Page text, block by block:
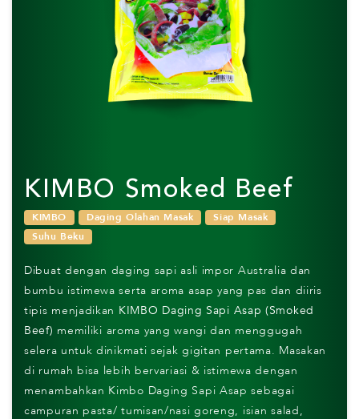
KIMBO Smoked Beef
KIMBO Daging Olahan Masak
Siap Masak
Suhu Beku
Dibuat dengan daging sapi asli impor Australia dan
bumbu istimewa serta aroma asap yang pas dan diiris
tipis menjadikan KIMBO Daging Sapi Asap (Smoked
Beef) memiliki aroma yang wangi dan menggugah
selera untuk dinikmati sejak gigitan pertama. Masakan
di rumah bisa lebih bervariasi & istimewa dengan
menambahkan Kimbo Daging Sapi Asap sebagai
campuran pasta/ tumisan/nasi goreng, isian salad,